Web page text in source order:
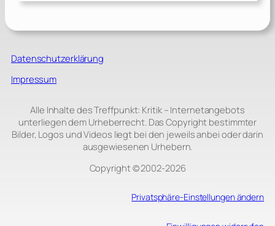
Datenschutzerklärung
Impressum
Alle Inhalte des Treffpunkt: Kritik – Internetangebots
unterliegen dem Urheberrecht. Das Copyright bestimmter
Bilder, Logos und Videos liegt bei den jeweils anbei oder darin
ausgewiesenen Urhebern.
Copyright © 2002‑2026
Privatsphäre-Einstellungen ändern